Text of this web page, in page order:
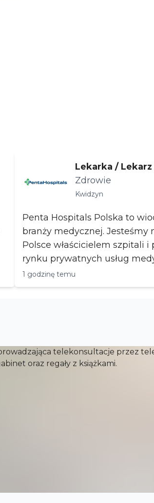
Lekarka /
Zdrowie
Kwidzyn
Penta Hospitals Polska to
branży medycznej. Jesteśmy
Polsce właścicielem szpitali i
rynku prywatnych usług
Posiadamy wi...
1 godzinę temu